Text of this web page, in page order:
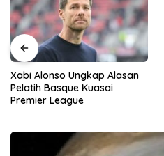
MBG Masuk Pesantren, Dapur
Mandiri Buka Tantangan
Baru Pengawasan